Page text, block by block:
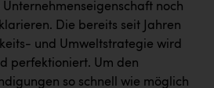
noch
Die bereits seit Jahren
und Umweltstrategie wird
perfektioniert. Um den
so schnell wie möglich